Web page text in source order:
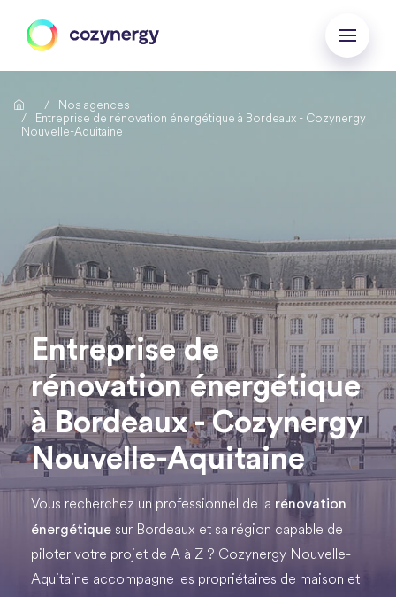
Nos agences
Entreprise de rénovation énergétique à Bordeaux - Cozynergy
Nouvelle-Aquitaine
Entreprise de
rénovation énergétique
à Bordeaux - Cozynergy
Nouvelle-Aquitaine
Vous recherchez un professionnel de la rénovation
énergétique sur Bordeaux et sa région capable de
piloter votre projet de A à Z ? Cozynergy Nouvelle-
Aquitaine accompagne les propriétaires de maison et